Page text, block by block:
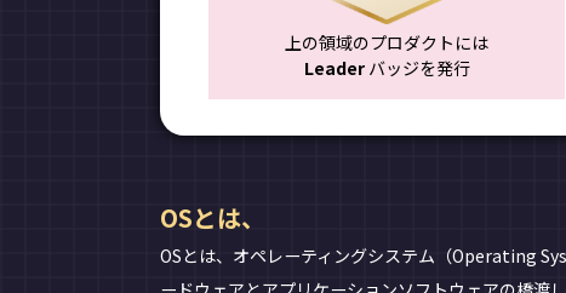
上の領域のプロダクトには
Leaderバッジを発行
OSとは、
OSとは、オペレーティングシステム（Operating